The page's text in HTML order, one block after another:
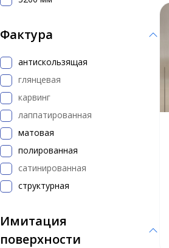
Фактура
антискользящая
глянцевая
карвинг
лаппатированная
матовая
полированная
сатинированная
структурная
Имитация
поверхности